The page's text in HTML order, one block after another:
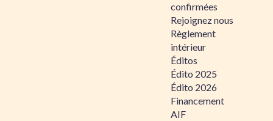
confirmées
Rejoignez nous
Règlement
intérieur
Éditos
Édito 2025
Édito 2026
Financement
AIF